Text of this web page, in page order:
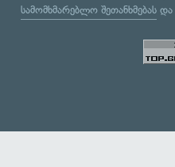
სამომხმარებლო შეთანხმებასდა